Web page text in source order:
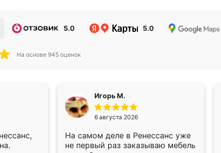
5.0 5.0
На основе 945 оценок
Игорь М.
6 августа 2026
На самом деле в Ренессанс уже
не первый раз заказываю мебель